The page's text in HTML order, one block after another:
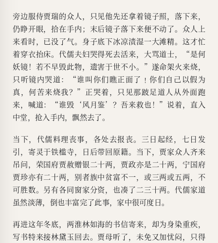
旁边服侍贾瑞的众人，只见他先还拿着镜子照，落下来，
仍睁开眼，拾在手内；末后镜子落下来便不动了。众人上
来看时，已没了气。身子底下冰凉渍湿一大滩精。这才忙
着穿衣抬床。代儒夫妇哭得死去活来，大骂道士，“是何
妖镜！若不早毁此物，遗害于世不小。”遂命架火来烧，
只听镜内哭道：“谁叫你们瞧正面了﹗你们自己以假为
真，何苦来烧我？”正哭着，只见那跛足道人从外面跑
来，喊道：“谁毁‘风月鉴’？吾来救也！”说着，直入
中堂，抢入手内，飘然去了。
当下，代儒料理丧事，各处去报丧。三日起经，七日发
引，寄灵于铁槛寺，日后带回原籍。当下，贾家众人齐来
吊问，荣国府贾赦赠银二十两，贾政亦是二十两，宁国府
贾珍亦有二十两，别者族中贫富不一，或三两或五两，不
可胜数。另有各同窗家分资，也凑了二三十两。代儒家道
虽然淡薄，倒也丰富完了此事，家中很可度日。
再进这年冬底，两淮林如海的书信寄来，却为身染重疾，
写书特来接林黛玉回去。贾母听了，未免又加忧闷，只得